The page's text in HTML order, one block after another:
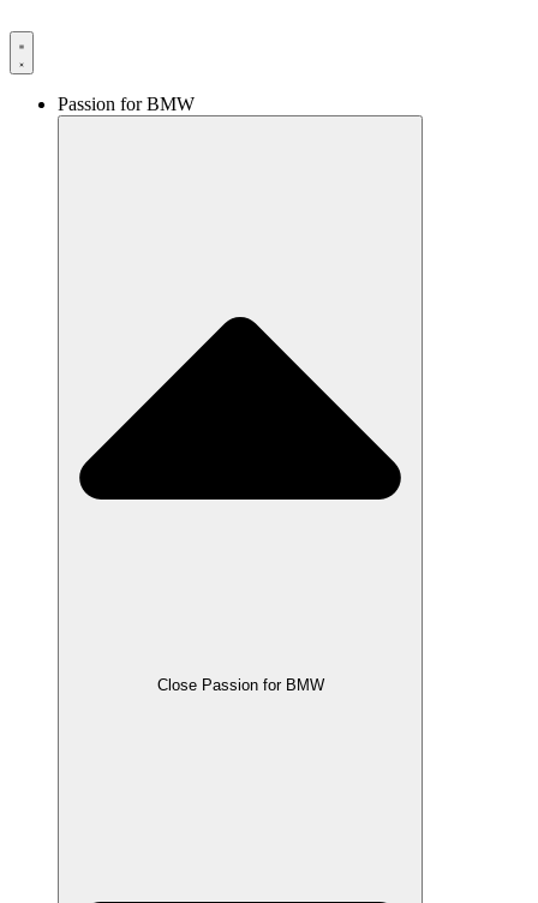
til
indhold
Passion for BMW
Close Passion for BMW